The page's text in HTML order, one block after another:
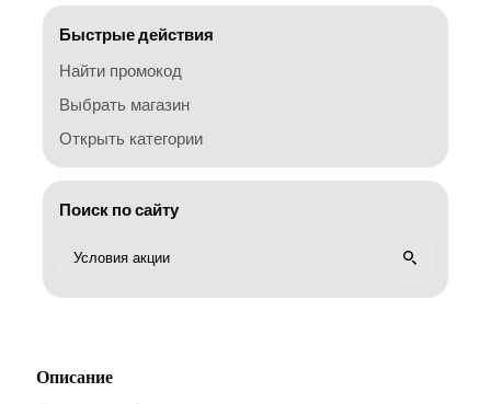
Быстрые действия
Найти промокод
Выбрать магазин
Открыть категории
Поиск по сайту
Описание